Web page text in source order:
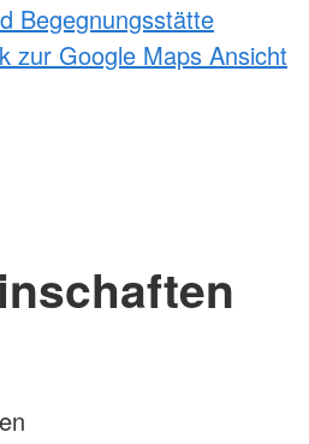
Begegnungsstätte
zur Google Maps Ansicht